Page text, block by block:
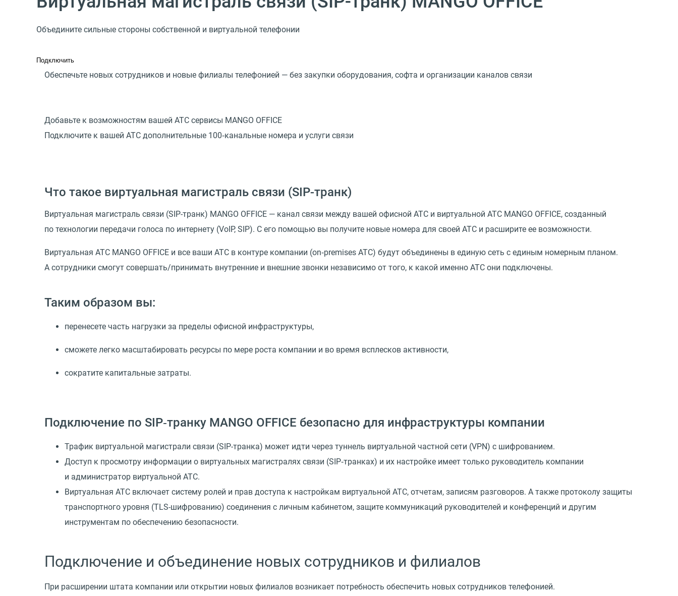
Объедините сильные стороны собственной и виртуальной телефонии
Подключить
Обеспечьте новых сотрудников и новые филиалы телефонией — без закупки оборудования, софта и организации каналов связи
Добавьте к возможностям вашей АТС сервисы MANGO OFFICE
Подключите к вашей АТС дополнительные 100‑канальные номера и услуги связи
Что такое виртуальная магистраль связи (SIP-транк)
Виртуальная магистраль связи (SIP-транк) MANGO OFFICE — канал связи между вашей офисной АТС и виртуальной АТС MANGO OFFICE, созданный
по технологии передачи голоса по интернету (VoIP, SIP). С его помощью вы получите новые номера для своей АТС и расширите ее возможности.
Виртуальная АТС MANGO OFFICE и все ваши АТС в контуре компании (on‑premises АТС) будут объединены в единую сеть с единым номерным планом.
А сотрудники смогут совершать/принимать внутренние и внешние звонки независимо от того, к какой именно АТС они подключены.
Таким образом вы:
перенесете часть нагрузки за пределы офисной инфраструктуры,
сможете легко масштабировать ресурсы по мере роста компании и во время всплесков активности,
сократите капитальные затраты.
Подключение по SIP‑транку MANGO OFFICE безопасно для инфраструктуры компании
Трафик виртуальной магистрали связи (SIP-транка) может идти через туннель виртуальной частной сети (VPN) с шифрованием.
Доступ к просмотру информации о виртуальных магистралях связи (SIP‑транках) и их настройке имеет только руководитель компании
и администратор виртуальной АТС.
Виртуальная АТС включает систему ролей и прав доступа к настройкам виртуальной АТС, отчетам, записям разговоров. А также протоколу защиты
транспортного уровня (TLS-шифрованию) соединения с личным кабинетом, защите коммуникаций руководителей и конференций и другим
инструментам по обеспечению безопасности.
Подключение и объединение новых сотрудников и филиалов
При расширении штата компании или открытии новых филиалов возникает потребность обеспечить новых сотрудников телефонией.